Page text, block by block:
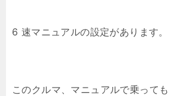
6 速マニュアルの設定があります。
このクルマ、マニュアルで乗っても